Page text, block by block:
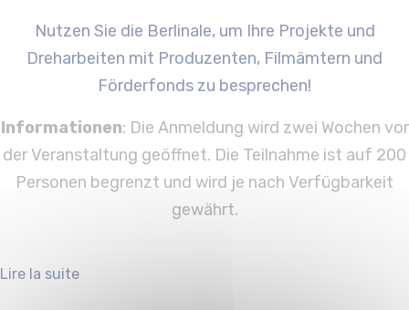
Nutzen Sie die Berlinale, um Ihre Projekte und
Dreharbeiten mit Produzenten, Filmämtern und
Förderfonds zu besprechen!
Informationen: Die Anmeldung wird zwei Wochen vor
der Veranstaltung geöffnet. Die Teilnahme ist auf 200
Personen begrenzt und wird je nach Verfügbarkeit
gewährt.
Lire la suite